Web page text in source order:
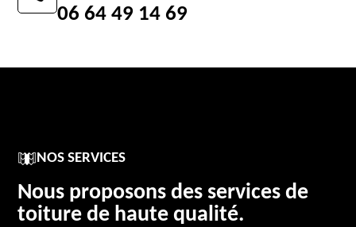
06 64 49 14 69
NOS SERVICES
Nous proposons des services de
toiture de haute qualité.